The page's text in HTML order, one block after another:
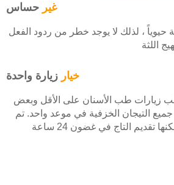
غير حساس
حيوياً ، لذلك لا يوجد خطر من ردود الفعل
اللثة
خيار زيارة واحدة
زيارات طب الأسنان على الأقل وبعض
التيجان الخزفية في موعد واحد. تم
تقديم التاج في غضون 24 ساعة